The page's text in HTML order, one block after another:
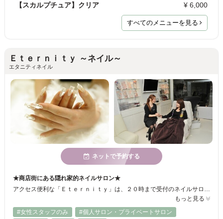
【スカルプチュア】クリア
¥ 6,000
すべてのメニューを見る
Ｅｔｅｒｎｉｔｙ ～ネイル～
エタニティネイル
ネットで予約する
★商店街にある隠れ家的ネイルサロン★
もっと見る
#女性スタッフのみ
#個人サロン・プライベートサロン